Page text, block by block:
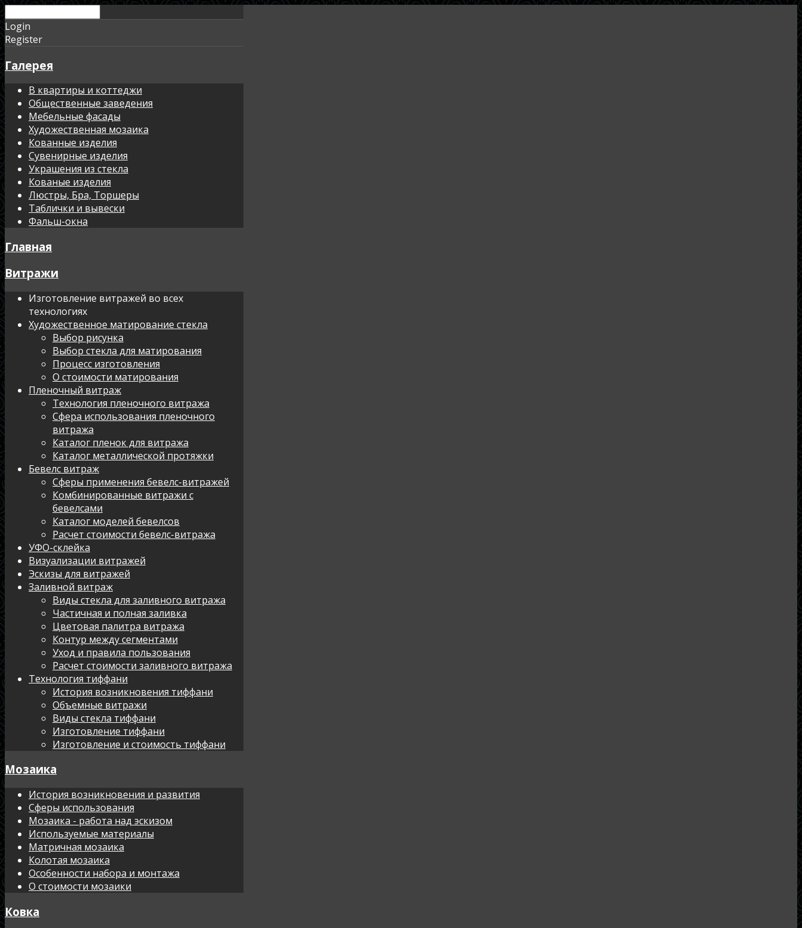
Login
Register
Галерея
В квартиры и коттеджи
Общественные заведения
Мебельные фасады
Художественная мозаика
Кованные изделия
Сувенирные изделия
Украшения из стекла
Кованые изделия
Люстры, Бра, Торшеры
Таблички и вывески
Фальш-окна
Главная
Витражи
Изготовление витражей во всех
технологиях
Художественное матирование стекла
Выбор рисунка
Выбор стекла для матирования
Процесс изготовления
О стоимости матирования
Пленочный витраж
Технология пленочного витража
Сфера использования пленочного
витража
Каталог пленок для витража
Каталог металлической протяжки
Бевелс витраж
Сферы применения бевелс-витражей
Комбинированные витражи с
бевелсами
Каталог моделей бевелсов
Расчет стоимости бевелс-витража
УФО-склейка
Визуализации витражей
Эскизы для витражей
Заливной витраж
Виды стекла для заливного витража
Частичная и полная заливка
Цветовая палитра витража
Контур между сегментами
Уход и правила пользования
Расчет стоимости заливного витража
Технология тиффани
История возникновения тиффани
Объемные витражи
Виды стекла тиффани
Изготовление тиффани
Изготовление и стоимость тиффани
Мозаика
История возникновения и развития
Сферы использования
Мозаика - работа над эскизом
Используемые материалы
Матричная мозаика
Колотая мозаика
Особенности набора и монтажа
О стоимости мозаики
Ковка